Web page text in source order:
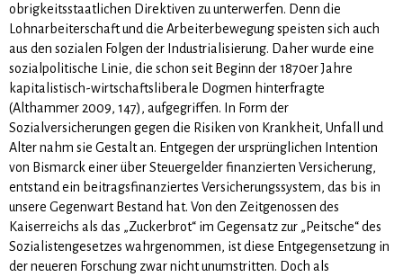
obrigkeitsstaatlichen Direktiven zu unterwerfen. Denn die
Lohnarbeiterschaft und die Arbeiterbewegung speisten sich auch
aus den sozialen Folgen der In­dustrialisierung. Daher wurde eine
sozialpolitische Linie, die schon seit Beginn der 1870er Jahre
kapita­listisch-wirtschaftsliberale Dogmen hinterfragte
(Althammer 2009, 147), aufgegriffen. In Form der
Sozialversicherungen gegen die Risiken von Krankheit, Unfall und
Alter nahm sie Gestalt an. Entgegen der ursprüng­li­chen Intention
von Bismarck einer über Steuergelder finanzierten Versicherung,
ent­stand ein beitragsfinanziertes Versicherungssystem, das bis in
unsere Gegenwart Bestand hat. Von den Zeitgenossen des
Kaiserreichs als das „Zuckerbrot“ im Gegensatz zur „Peitsche“ des
Sozialistengesetzes wahrgenommen, ist diese Entgegensetzung in
der neueren Forschung zwar nicht unumstritten. Doch als